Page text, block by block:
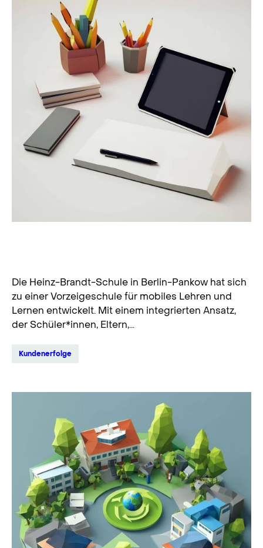
Die Heinz-Brandt-Schule in Berlin-Pankow hat sich
zu einer Vorzeigeschule für mobiles Lehren und
Lernen entwickelt. Mit einem integrierten Ansatz,
der Schüler*innen, Eltern,...
Kundenerfolge